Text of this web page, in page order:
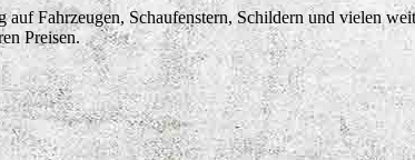
Fahrzeugen, Schaufenstern, Schildern und vielen
Preisen.